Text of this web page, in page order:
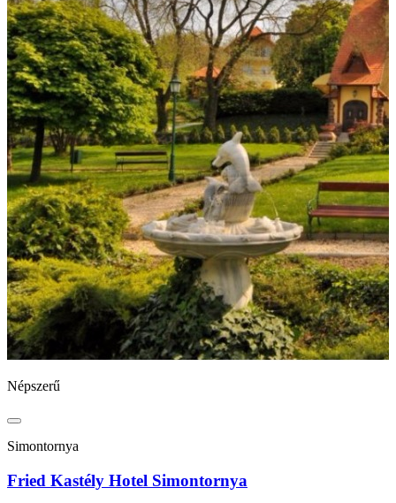
Népszerű
Simontornya
Fried Kastély Hotel Simontornya